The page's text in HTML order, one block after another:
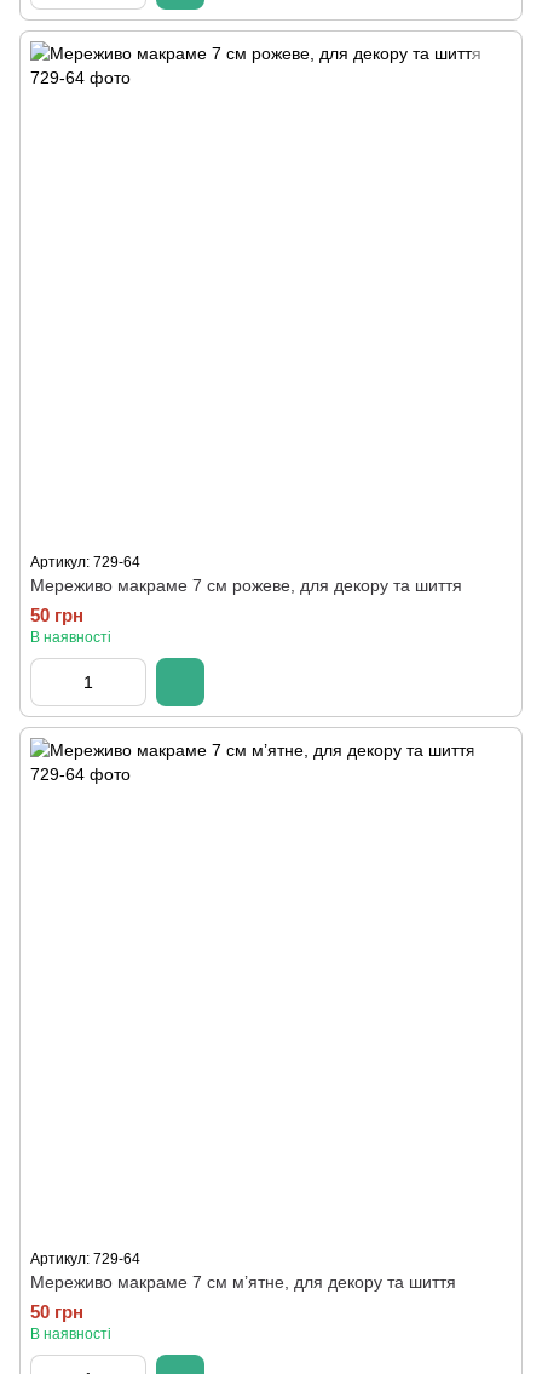
Артикул: 729-64
Мереживо макраме 7 см рожеве, для декору та шиття
50 грн
В наявності
Артикул: 729-64
Мереживо макраме 7 см м’ятне, для декору та шиття
50 грн
В наявності